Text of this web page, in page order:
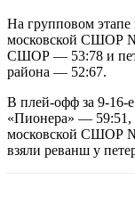
На групповом
московской СШОР
СШОР — 53:78 и
района — 52:67.
В плей-офф за 9-16-
«Пионера» — 59:51,
московской СШОР
взяли реванш у